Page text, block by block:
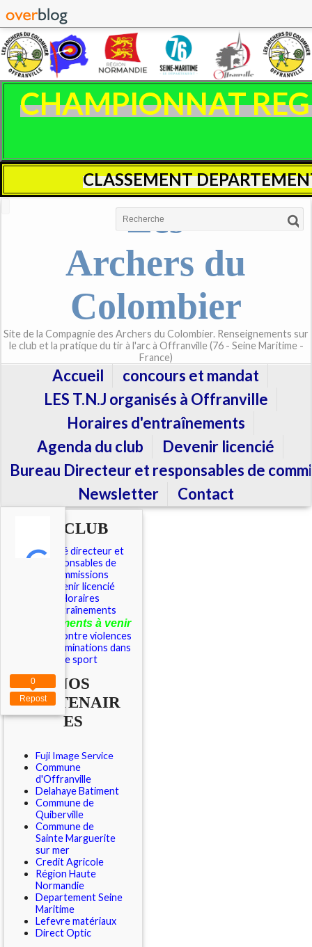
CHAMPIONNAT
CLASSEMENT
Les
Archers du
Colombier
Site de la Compagnie des Archers du Colombier. Renseignements sur
le club et la pratique du tir à l'arc à Offranville (76 - Seine Maritime -
France)
Accueil
concours et mandat
LES T.N.J organisés à Offranville
Horaires d'entraînements
Agenda du club
Devenir licencié
Bureau Directeur et responsables de
Newsletter
Contact
LE CLUB
Comité directeur et
responsables de
commissions
Devenir licencié
Horaires
d'entraînements
vénements à venir
Outils contre violences
et discriminations dans
le sport
NOS
PARTENAIR
ES
Fuji Image Service
Commune
d'Offranville
Delahaye Batiment
Commune de
Quiberville
Commune de
Sainte Marguerite
sur mer
Credit Agricole
Région Haute
Normandie
Departement Seine
Maritime
Lefevre matériaux
Direct Optic
Repost
0